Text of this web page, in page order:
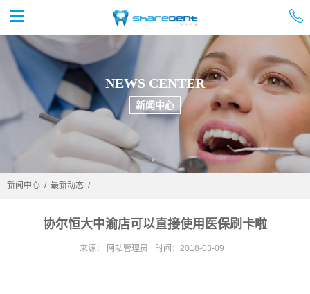
 
NEWS CENTER
新闻中心
新闻中心 / 最新动态 /
协尔恒大中渝店可以直接使用医保刷卡啦
来源： 网站管理员 时间：2018-03-09